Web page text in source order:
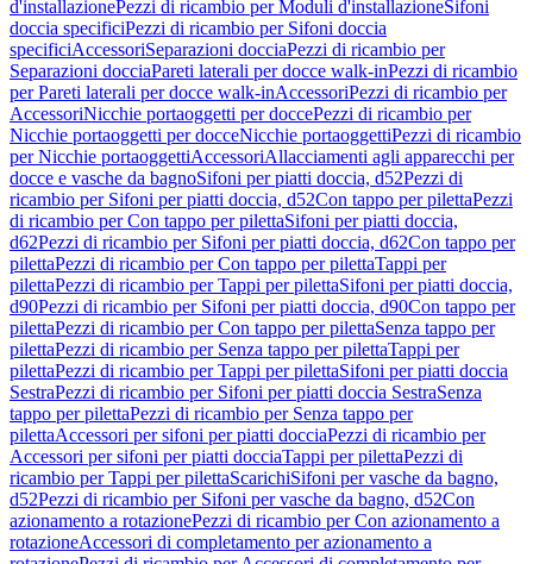
d'installazionePezzi di ricambio per Moduli d'installazioneSifoni
doccia specificiPezzi di ricambio per Sifoni doccia
specificiAccessoriSeparazioni docciaPezzi di ricambio per
Separazioni docciaPareti laterali per docce walk-inPezzi di ricambio
per Pareti laterali per docce walk-inAccessoriPezzi di ricambio per
AccessoriNicchie portaoggetti per doccePezzi di ricambio per
Nicchie portaoggetti per docceNicchie portaoggettiPezzi di ricambio
per Nicchie portaoggettiAccessoriAllacciamenti agli apparecchi per
docce e vasche da bagnoSifoni per piatti doccia, d52Pezzi di
ricambio per Sifoni per piatti doccia, d52Con tappo per pilettaPezzi
di ricambio per Con tappo per pilettaSifoni per piatti doccia,
d62Pezzi di ricambio per Sifoni per piatti doccia, d62Con tappo per
pilettaPezzi di ricambio per Con tappo per pilettaTappi per
pilettaPezzi di ricambio per Tappi per pilettaSifoni per piatti doccia,
d90Pezzi di ricambio per Sifoni per piatti doccia, d90Con tappo per
pilettaPezzi di ricambio per Con tappo per pilettaSenza tappo per
pilettaPezzi di ricambio per Senza tappo per pilettaTappi per
pilettaPezzi di ricambio per Tappi per pilettaSifoni per piatti doccia
SestraPezzi di ricambio per Sifoni per piatti doccia SestraSenza
tappo per pilettaPezzi di ricambio per Senza tappo per
pilettaAccessori per sifoni per piatti docciaPezzi di ricambio per
Accessori per sifoni per piatti docciaTappi per pilettaPezzi di
ricambio per Tappi per pilettaScarichiSifoni per vasche da bagno,
d52Pezzi di ricambio per Sifoni per vasche da bagno, d52Con
azionamento a rotazionePezzi di ricambio per Con azionamento a
rotazioneAccessori di completamento per azionamento a